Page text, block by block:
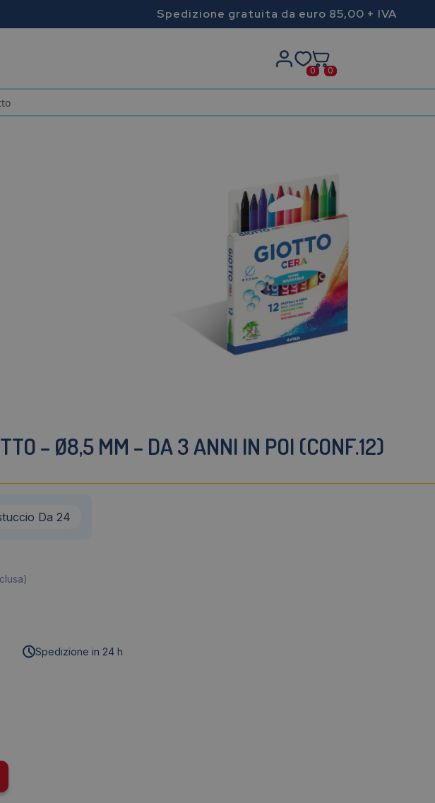
Spedizione gratuita da euro 85,00 + IVA
0 0
– Ø8,5 MM – DA 3 ANNI IN POI (CONF.12)
Da 24
Spedizione in 24 h